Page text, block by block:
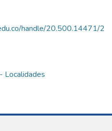
handle/20.500.14471/2
Localidades